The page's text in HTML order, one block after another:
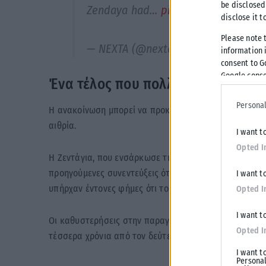
be
disclose it
Please note
information
consent to
Google
I want
Opted
I want
Opted
I want
Opted
I want
Zendaya had… pic.twitter.com/
— NEXTA (@nexta_tv) June 1, 2026
Ένα τέλος που πολλοί περίμεναν
Η ανακοίνωση μπορεί να προκάλεσε συγκίνηση
αιθρία.
Η Ζεντάγια, που ενσάρκωσε τη Rue και έγινε το
προηγούμενες συνεντεύξεις ότι η ιστορία πλησίαζε
υπήρχαν έντονες φήμες ότι το HBO δύσκολα θα
Οι καθυστερήσεις στην παραγωγή της τρίτης σεζόν
τέσσερα χρόνια από τον δεύτερο κύκλο μέχρι την